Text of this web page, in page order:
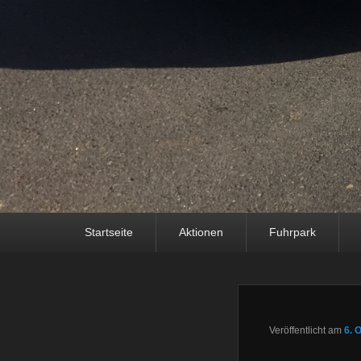
Startseite Aktionen Fuhrpark
Veröffentlicht am 6.